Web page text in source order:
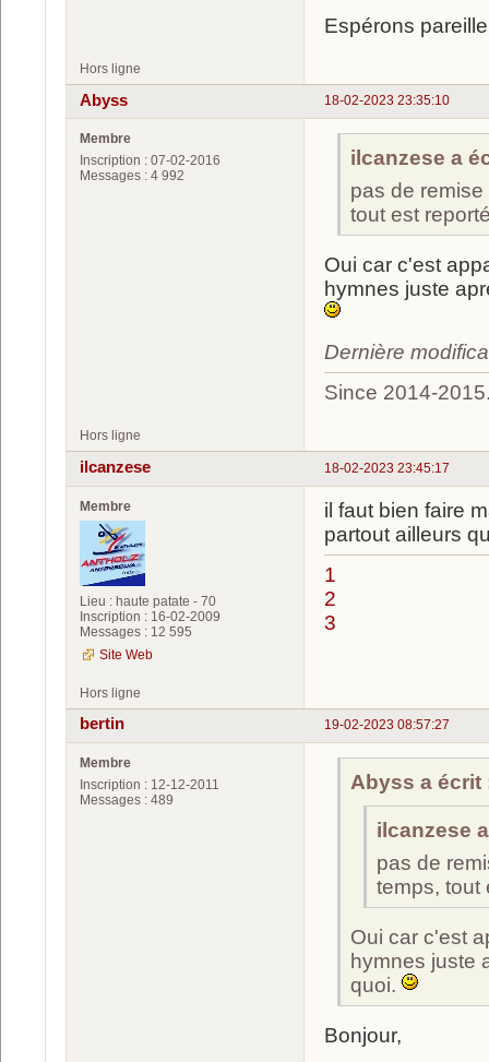
Espérons
Hors ligne
18-02-2023 23:35:10
Abyss
Membre
Inscription : 07-02-2016
Messages : 4 992
ilcanzese a
pas de
tout est
Oui car c'est
hymnes juste
Dernière
Since 2014-
Hors ligne
18-02-2023 23:45:17
ilcanzese
Membre
Lieu : haute patate - 70
Inscription : 16-02-2009
Messages : 12 595
Site Web
il faut bien faire
partout ailleurs
1
2
3
Hors ligne
19-02-2023 08:57:27
bertin
Membre
Inscription : 12-12-2011
Messages : 489
Abyss a écrit
ilcanzese
pas de
temps, tout
Oui car c'est
hymnes juste
quoi.
Bonjour,